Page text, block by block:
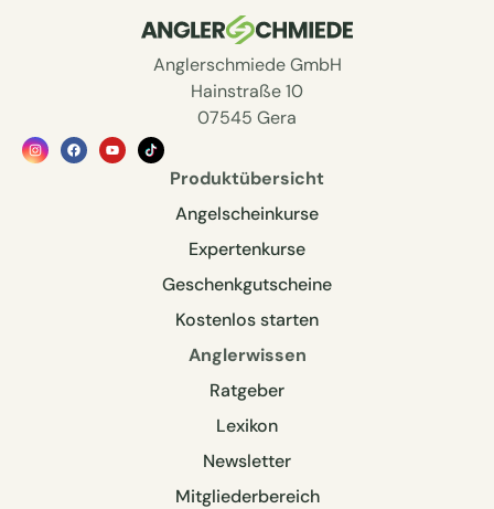
Anglerschmiede GmbH
Hainstraße 10
07545 Gera
Produktübersicht
Angelscheinkurse
Expertenkurse
Geschenkgutscheine
Kostenlos starten
Anglerwissen
Ratgeber
Lexikon
Newsletter
Mitgliederbereich